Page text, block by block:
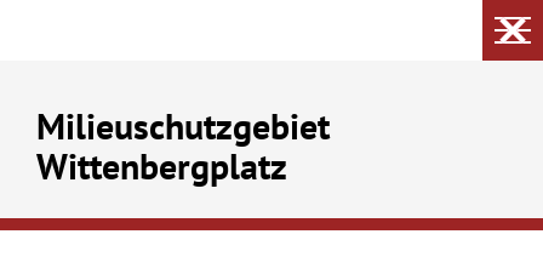
Milieuschutzgebiet
Wittenbergplatz